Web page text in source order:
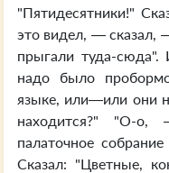
"Пятидесятники!"
это видел, — сказал,
прыгали туда-
надо было
языке, или—или они
находится?" "О-
палаточное
Сказал: "Цветные,